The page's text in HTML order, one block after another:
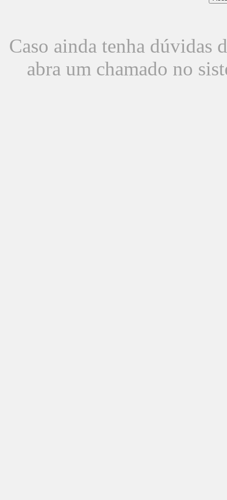
Caso ainda tenha dúvidas
abra um chamado no